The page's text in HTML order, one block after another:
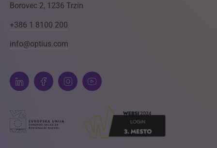
Borovec 2, 1236 Trzin
+386 1 8100 200
info@optius.com